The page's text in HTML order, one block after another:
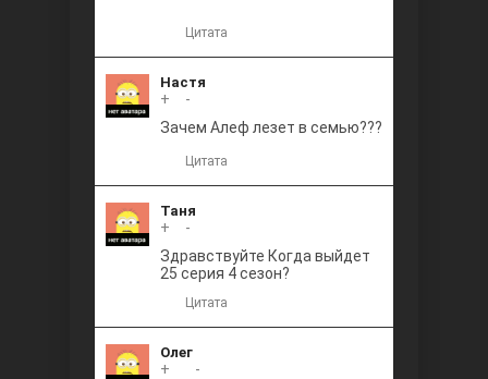
Цитата
Настя
+
-
Зачем Алеф лезет в семью???
Цитата
Таня
+
-
Здравствуйте Когда выйдет
25 серия 4 сезон?
Цитата
Олег
+
-